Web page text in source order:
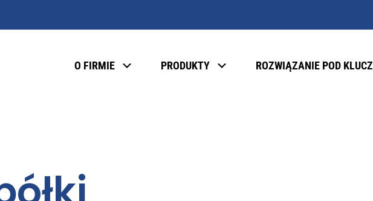
O FIRMIE PRODUKTY ROZWIĄZANIE POD KLUCZ